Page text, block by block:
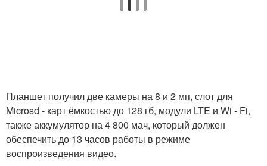
Планшет получил две камеры на 8 и 2 мп, слот для
Microsd - карт ёмкостью до 128 гб, модули LTE и Wi - Fi,
также аккумулятор на 4 800 мач, который должен
обеспечить до 13 часов работы в режиме
воспроизведения видео.